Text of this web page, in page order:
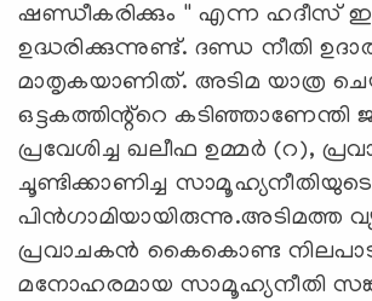
ഷണ്ഡീകരിക്കും '' എന്ന ഹദീസ്
ഉദ്ധരിക്കുന്നുണ്ട്. ദണ്ഡ നീതി
മാതൃകയാണിത്. അടിമ യാത്ര
ഒട്ടകത്തിന്റ്റെ കടിഞ്ഞാണേന്തി
പ്രവേശിച്ച ഖലീഫ ഉമ്മർ (റ),
ചൂണ്ടിക്കാണിച്ച സാമൂഹ്യനീതിയുടെ
പിൻഗാമിയായിരുന്നു.അടിമത്ത
പ്രവാചകൻ കൈകൊണ്ട
മനോഹരമായ സാമൂഹ്യനീതി